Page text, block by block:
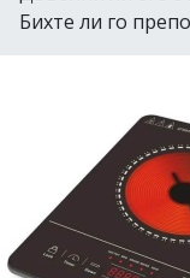
Бихте ли го